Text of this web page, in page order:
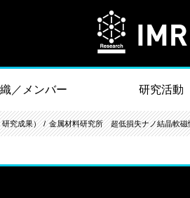
／メンバー 研究活動
究成果） 金属材料研究所 超低損失ナノ結晶軟磁